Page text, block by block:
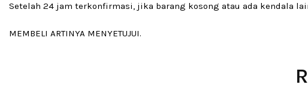
Setelah 24 jam terkonfirmasi, jika barang kosong atau ada kendala
MEMBELI ARTINYA MENYETUJUI.